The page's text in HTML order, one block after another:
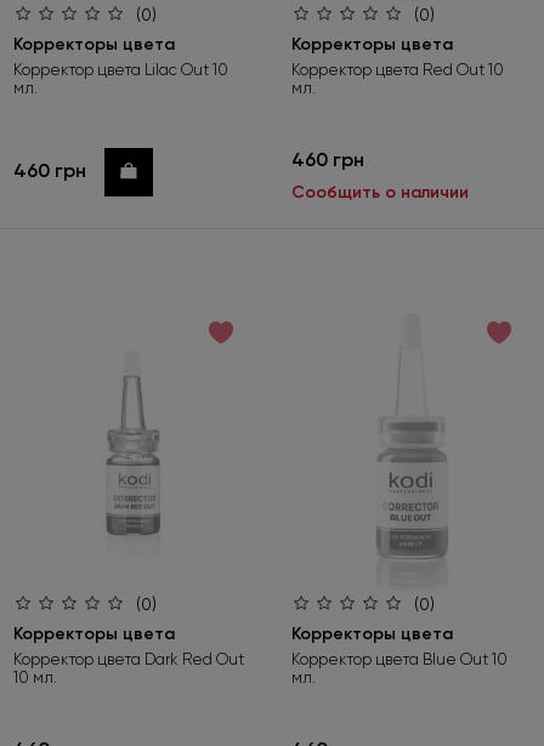
(0)
Корректоры цвета
Корректор цвета Lilac Out 10
мл.
460 грн Купить
(0)
Корректоры цвета
Корректор цвета Red Out 10
мл.
460 грн
Сообщить о наличии
(0)
Корректоры цвета
Корректор цвета Dark Red Out
10 мл.
(0)
Корректоры цвета
Корректор цвета Blue Out 10
мл.